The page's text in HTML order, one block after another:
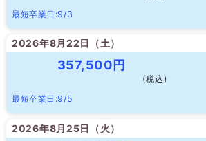
最短卒業日:9/3
2026年8月22日（土）
357,500円
(税込)
最短卒業日:9/5
2026年8月25日（火）